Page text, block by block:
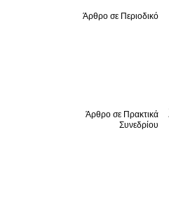
Άρθρο σε Περιοδικό
Άρθρο σε Πρακτικά
Συνεδρίου